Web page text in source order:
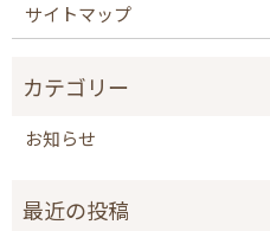
サイトマップ
お知らせ